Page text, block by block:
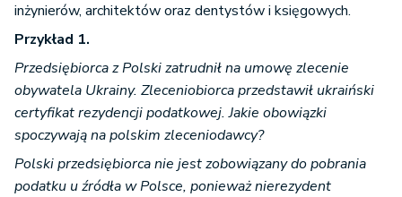
inżynierów, architektów oraz dentystów i księgowych.
Przykład 1.
Przedsiębiorca z Polski zatrudnił na umowę zlecenie
obywatela Ukrainy. Zleceniobiorca przedstawił ukraiński
certyfikat rezydencji podatkowej. Jakie obowiązki
spoczywają na polskim zleceniodawcy?
Polski przedsiębiorca nie jest zobowiązany do pobrania
podatku u źródła w Polsce, ponieważ nierezydent